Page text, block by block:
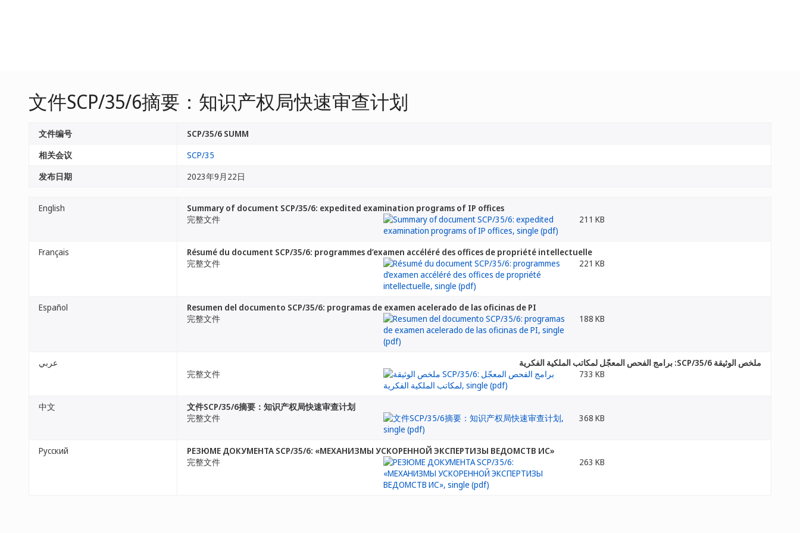
文件SCP/35/6摘要：知识产权局快速审查计划
文件编号
SCP/35/6 SUMM
相关会议
SCP/35
发布日期
2023年9月22日
English
Summary of document SCP/35/6: expedited examination programs of IP offices
完整文件
211 KB
Français
Résumé du document SCP/35/6: programmes d’examen accéléré des offices de propriété intellectuelle
完整文件
221 KB
Español
Resumen del documento SCP/35/6: programas de examen acelerado de las oficinas de PI
完整文件
188 KB
عربي
ملخص الوثيقة SCP/35/6: برامج الفحص المعجّل لمكاتب الملكية الفكرية
完整文件
733 KB
中文
文件SCP/35/6摘要：知识产权局快速审查计划
完整文件
368 KB
Русский
РЕЗЮМЕ ДОКУМЕНТА SCP/35/6: «МЕХАНИЗМЫ УСКОРЕННОЙ ЭКСПЕРТИЗЫ ВЕДОМСТВ ИС»
完整文件
263 KB